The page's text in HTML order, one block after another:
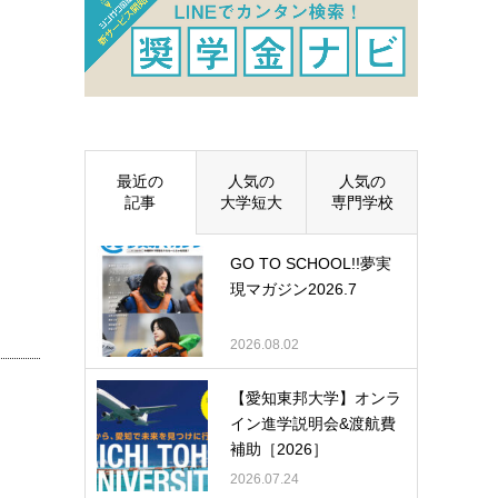
最近の
記事
人気の
大学短大
人気の
専門学校
GO TO SCHOOL!!夢実
現マガジン2026.7
2026.08.02
【愛知東邦大学】オンラ
イン進学説明会&渡航費
補助［2026］
2026.07.24